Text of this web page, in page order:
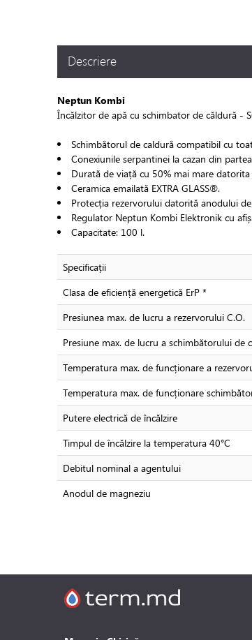
Descriere
Neptun Kombi
Încălzitor de apă cu schimbator de căldură -
Schimbătorul de caldură compatibil cu
Conexiunile serpantinei la cazan din
Durată de viață cu 50% mai mare datorita
Ceramica emailată EXTRA GLASS®.
Protecția rezervorului datorită anodului
Regulator Neptun Kombi Elektronik cu
Capacitate: 100 l.
Specificații
Clasa de eficiență energetică ErP *
Presiunea max. de lucru a rezervorului C.O.
Presiune max. de lucru a schimbătorului de
Temperatura max. de funcționare a
Temperatura max. de funcționare
Putere electrică de încălzire
Timpul de încălzire la temperatura 40°C
Debitul nominal a agentului
Anodul de magneziu